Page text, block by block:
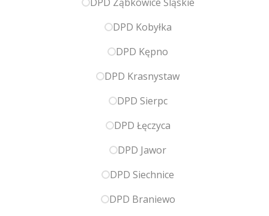
DPD Kobyłka
DPD Kępno
DPD Krasnystaw
DPD Sierpc
DPD Łęczyca
DPD Jawor
DPD Siechnice
DPD Braniewo